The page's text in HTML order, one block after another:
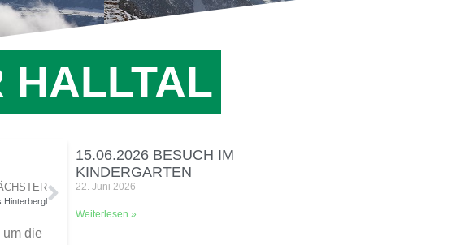
HALLTAL
Hinterbergl
die
15.06.2026 BESUCH IM
KINDERGARTEN
22. Juni 2026
Weiterlesen »